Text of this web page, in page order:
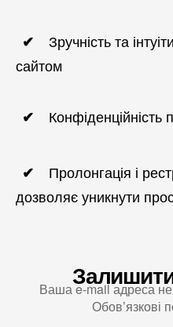
Зручність та
сайтом
Конфіденційність
Пролонгація і
дозволяє уникнути
Ваша e-mail адреса
Обов’язкові